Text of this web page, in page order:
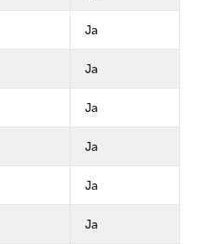
Ja
Ja
Ja
Ja
Ja
Ja